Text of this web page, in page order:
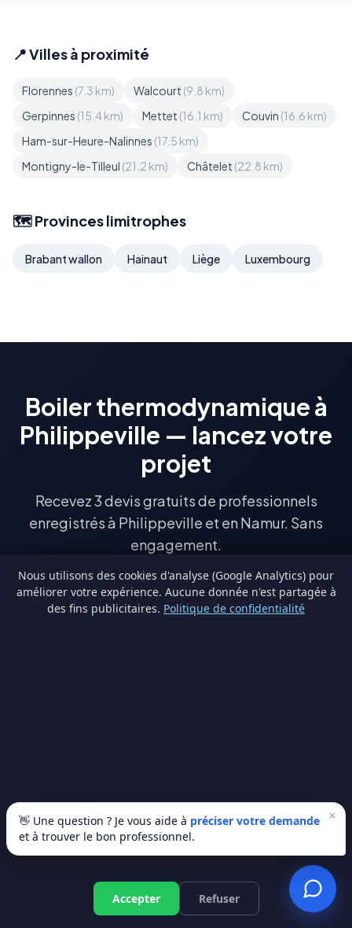
Nous utilisons des cookies d'analyse (Google Analytics) pour
améliorer votre expérience. Aucune donnée n'est partagée à
des fins publicitaires. Politique de confidentialité
Accepter Refuser
📍 Villes à proximité
Florennes (7.3 km) Walcourt (9.8 km)
Gerpinnes (15.4 km) Mettet (16.1 km) Couvin (16.6 km)
Ham-sur-Heure-Nalinnes (17.5 km)
Montigny-le-Tilleul (21.2 km) Châtelet (22.8 km)
🗺️ Provinces limitrophes
Brabant wallon Hainaut Liège Luxembourg
Boiler thermodynamique à
Philippeville — lancez votre
projet
Recevez 3 devis gratuits de professionnels
enregistrés à Philippeville et en Namur. Sans
engagement.
🚀 Recevoir mes 3 devis gratuits
Devenir partenaire
×
👋 Une question ? Je vous aide à préciser votre demande
et à trouver le bon professionnel.